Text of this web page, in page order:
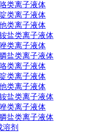
类离子液体
类离子液体
类离子液体
盐类离子液体
类离子液体
盐类离子液体
类离子液体
类离子液体
类离子液体
盐类离子液体
类离子液体
盐类离子液体
溶剂